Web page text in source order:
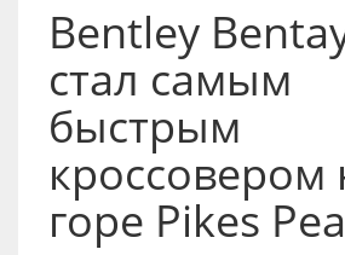
Bentley
стал самым
быстрым
кроссовером
горе Pikes